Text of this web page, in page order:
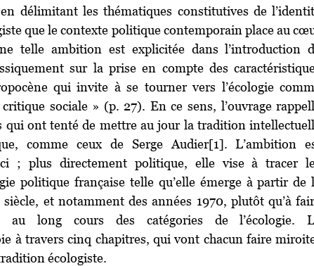
délimitant les thématiques constitutives de
que le contexte politique contemporain place au
telle ambition est explicitée dans l’introduction
sur la prise en compte des
qui invite à se tourner vers l’écologie
sociale » (p. 27). En ce sens, l’ouvrage
qui ont tenté de mettre au jour la tradition
comme ceux de Serge Audier[1]. L’ambition
; plus directement politique, elle vise à tracer
politique française telle qu’elle émerge à partir de
siècle, et notamment des années 1970, plutôt qu’à
au long cours des catégories de l’écologie.
à travers cinq chapitres, qui vont chacun faire
écologiste.